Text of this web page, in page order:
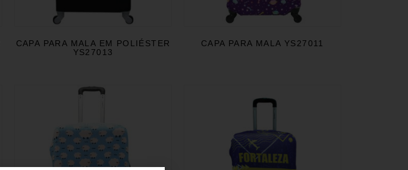
CAPA PARA MALA EM POLIÉSTER
YS27013
CAPA PARA MALA YS27011